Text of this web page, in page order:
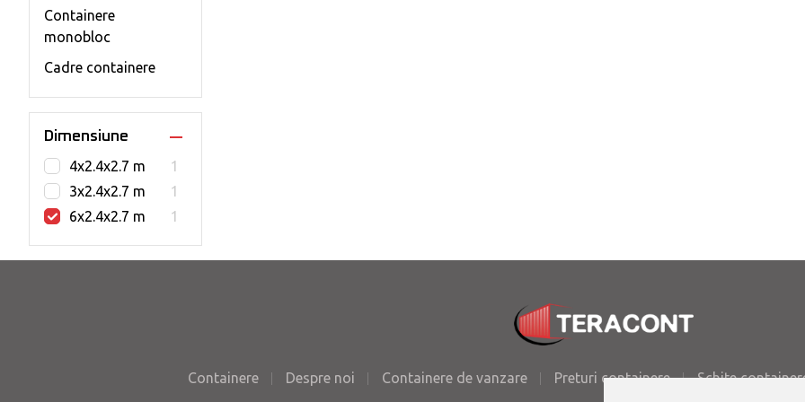
Containere
monobloc
Cadre containere
Dimensiune
4x2.4x2.7 m
1
3x2.4x2.7 m
1
6x2.4x2.7 m
1
Containere Despre noi Containere de vanzare Preturi containere Schite